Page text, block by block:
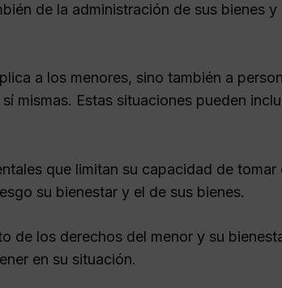
de la administración de sus bienes
a los menores, sino también a
mismas. Estas situaciones pueden
que limitan su capacidad de tomar
su bienestar y el de sus bienes.
de los derechos del menor y su
en su situación.